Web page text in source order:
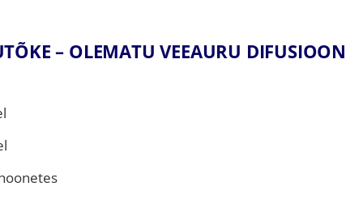
– OLEMATU VEEAURU DIFUSIOON